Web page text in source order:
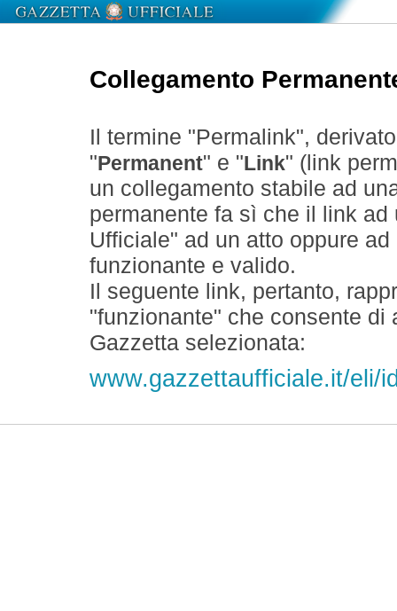
Collegamento
Il termine "Permalink",
" Permanent" e " Link" (link
un collegamento stabile ad
permanente fa sì che il link
Ufficiale" ad un atto oppure
funzionante e valido.
Il seguente link, pertanto,
"funzionante" che consente
Gazzetta selezionata:
www.gazzettaufficiale.it/eli/